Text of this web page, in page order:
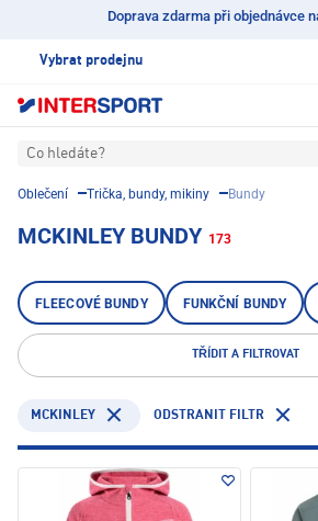
Doprava zdarma při objednávce
Vybrat prodejnu
Co hledáte?
Oblečení Trička, bundy, mikiny Bundy
MCKINLEY BUNDY 173
FLEECOVÉ BUNDY FUNKČNÍ BUNDY
TŘÍDIT A FILTROVAT
MCKINLEY ODSTRANIT FILTR